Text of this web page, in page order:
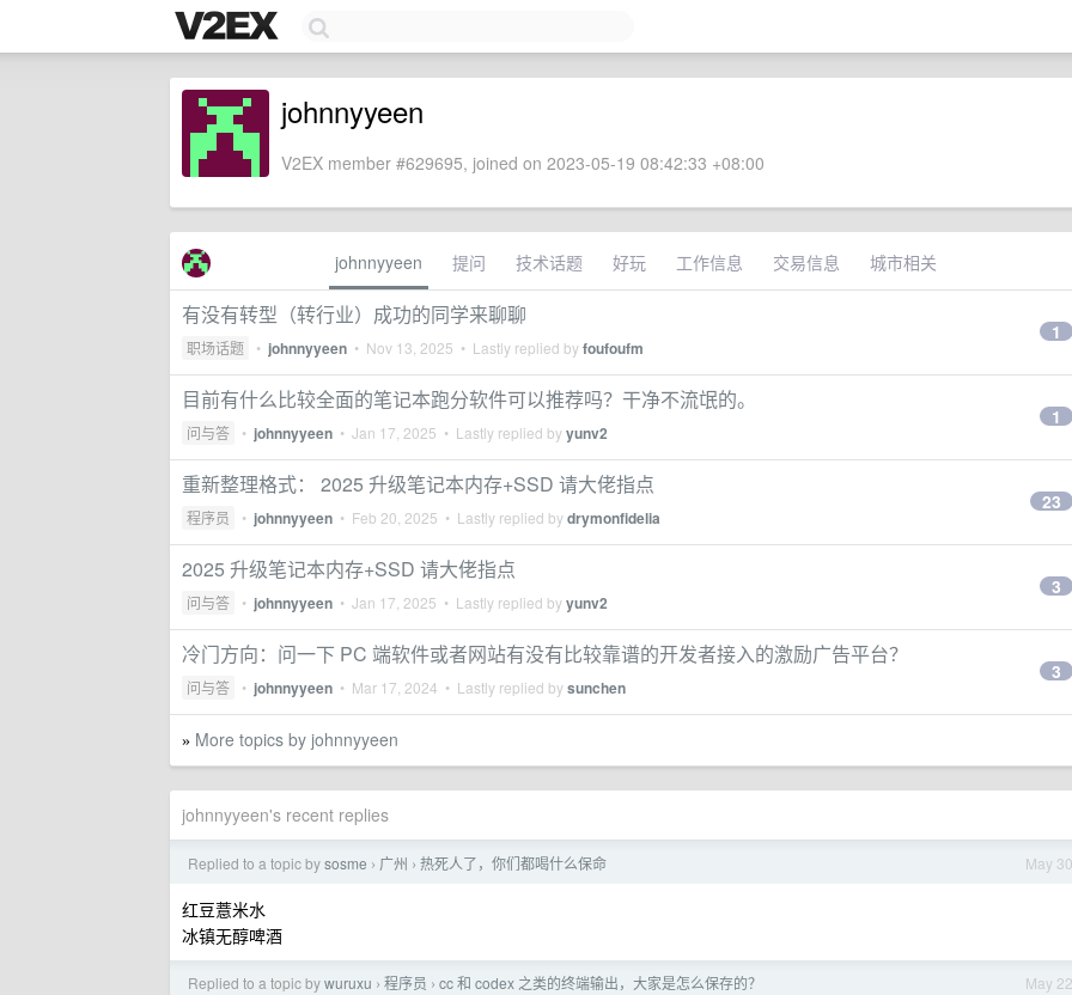
johnnyyeen
V2EX member #629695, joined on 2023-05-19 08:42:33 +08:00
johnnyyeen 提问 技术话题 好玩 工作信息 交易信息 城市相关
有没有转型（转行业）成功的同学来聊聊
职场话题 • johnnyyeen • Nov 13, 2025 • Lastly replied byfoufoufm
1
目前有什么比较全面的笔记本跑分软件可以推荐吗？干净不流氓的。
问与答 • johnnyyeen • Jan 17, 2025 • Lastly replied byyunv2
1
重新整理格式： 2025 升级笔记本内存+SSD 请大佬指点
程序员 • johnnyyeen • Feb 20, 2025 • Lastly replied bydrymonfidelia
23
2025 升级笔记本内存+SSD 请大佬指点
问与答 • johnnyyeen • Jan 17, 2025 • Lastly replied byyunv2
3
冷门方向：问一下 PC 端软件或者网站有没有比较靠谱的开发者接入的激励广告平台？
问与答 • johnnyyeen • Mar 17, 2024 • Lastly replied bysunchen
3
» More topics by johnnyyeen
johnnyyeen's recent replies
May 30
Replied to a topic bysosme › 广州 › 热死人了，你们都喝什么保命
红豆薏米水
冰镇无醇啤酒
May 22
Replied to a topic bywuruxu › 程序员 › cc 和 codex 之类的终端输出，大家是怎么保存的？